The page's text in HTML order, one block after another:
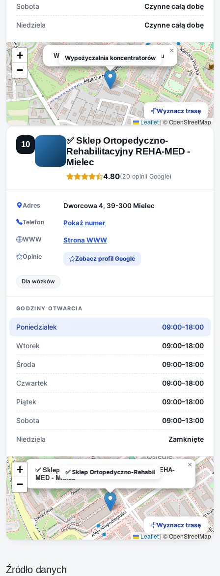
Sobota Czynne całą dobę
Niedziela Czynne całą dobę
Wypożyczalnia koncentratorów tlenu
×
+
−
Leaflet|© OpenStreetMap
Wypożyczalnia koncentratorów
Wyznacz trasę
10
✅ Sklep Ortopedyczno-
Rehabilitacyjny REHA-MED -
Mielec
4.80(20 opinii Google)
Adres Dworcowa 4, 39-300 Mielec
Telefon Pokaż numer
WWW Strona WWW
Opinie Zobacz profil Google
Dla wózków
GODZINY OTWARCIA
Poniedziałek 09:00–18:00
Wtorek 09:00–18:00
Środa 09:00–18:00
Czwartek 09:00–18:00
Piątek 09:00–18:00
Sobota 09:00–13:00
Niedziela Zamknięte
✅ Sklep Ortopedyczno-Rehabilitacyjny REHA-
MED - Mielec
×
+
−
Leaflet|© OpenStreetMap
✅ Sklep Ortopedyczno-Rehabil
Wyznacz trasę
Źródło danych